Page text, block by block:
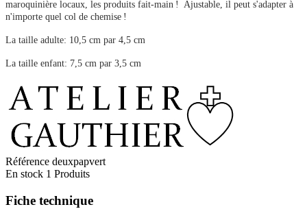
maroquinière locaux, les produits fait-main ! Ajustable, il peut s'adapter à
n'importe quel col de chemise !
La taille adulte: 10,5 cm par 4,5 cm
La taille enfant: 7,5 cm par 3,5 cm
Référence deuxpapvert
En stock 1 Produits
Fiche technique